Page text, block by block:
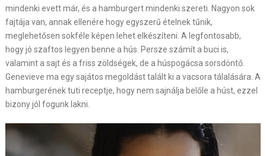
mindenki evett már, és a hamburgert mindenki szereti. Nagyon sok
fajtája van, annak ellenére hogy egyszerű ételnek tűnik,
meglehetősen sokféle képen lehet elkészíteni. A legfontosabb,
hogy jó szaftos legyen benne a hús. Persze számít a buci is,
valamint a sajt és a friss zöldségek, de a húspogácsa sorsdöntő.
Genevieve ma egy sajátos megoldást talált ki a vacsora tálalására. A
hamburgerének tuti receptje, hogy nem sajnálja belőle a húst, ezzel
bizony jól fogunk lakni.